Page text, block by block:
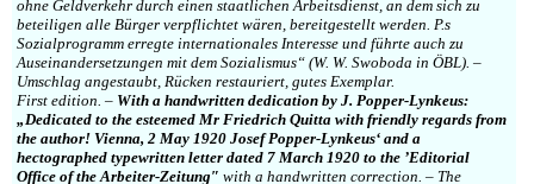
ohne Geldverkehr durch einen staatlichen Arbeitsdienst, an dem sich zu
beteiligen alle Bürger verpflichtet wären, bereitgestellt werden. P.s
Sozialprogramm erregte internationales Interesse und führte auch zu
Auseinandersetzungen mit dem Sozialismus“ (W. W. Swoboda in ÖBL). –
Umschlag angestaubt, Rücken restauriert, gutes Exemplar.
First edition. – With a handwritten dedication by J. Popper-Lynkeus:
„Dedicated to the esteemed Mr Friedrich Quitta with friendly regards from
the author! Vienna, 2 May 1920 Josef Popper-Lynkeus‘ and a
hectographed typewritten letter dated 7 March 1920 to the ’Editorial
Office of the Arbeiter-Zeitung″ with a handwritten correction. – The